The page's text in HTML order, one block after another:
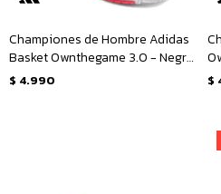
Championes de Hombre Adidas
Basket Ownthegame 3.0 - Negro
- Rojo - Blanco
$ 4.990 $